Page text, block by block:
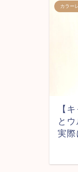
カラー
【
と
実際